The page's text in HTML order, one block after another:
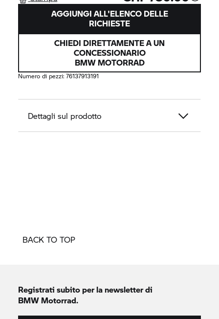
AGGIUNGI ALL'ELENCO DELLE
RICHIESTE
CHIEDI DIRETTAMENTE A UN
CONCESSIONARIO
BMW MOTORRAD
Numero di pezzi:76137913191
Dettagli sul prodotto
BACK TO TOP
Registrati subito per la newsletter di
BMW Motorrad.